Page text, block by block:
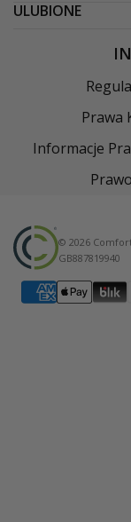
ULUBIONE
Prawa
Informacje
© 2026
GB887819940